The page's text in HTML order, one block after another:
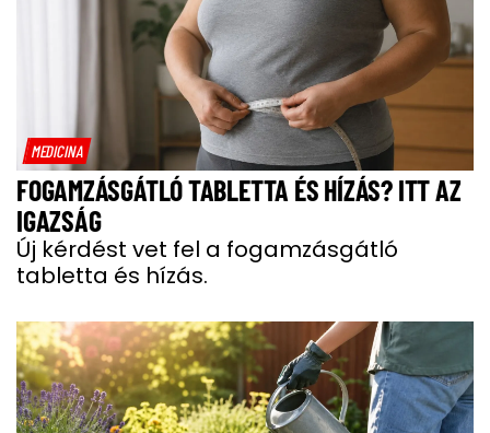
MEDICINA
FOGAMZÁSGÁTLÓ TABLETTA ÉS HÍZÁS? ITT AZ
IGAZSÁG
Új kérdést vet fel a fogamzásgátló
tabletta és hízás.